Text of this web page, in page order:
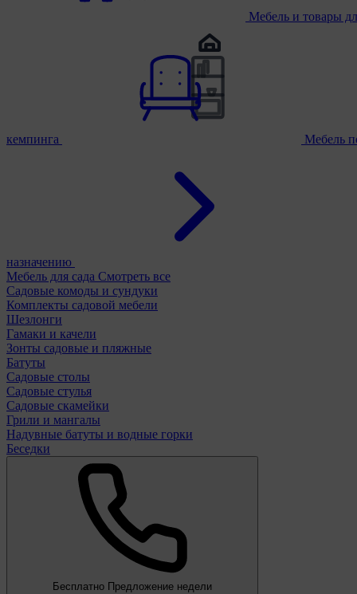
Мебель и товары
кемпинга Мебель
назначению
Мебель для сада Смотреть все
Садовые комоды и сундуки
Комплекты садовой мебели
Шезлонги
Гамаки и качели
Зонты садовые и пляжные
Батуты
Садовые столы
Садовые стулья
Садовые скамейки
Грили и мангалы
Надувные батуты и водные горки
Беседки
Бесплатно Предложение недели